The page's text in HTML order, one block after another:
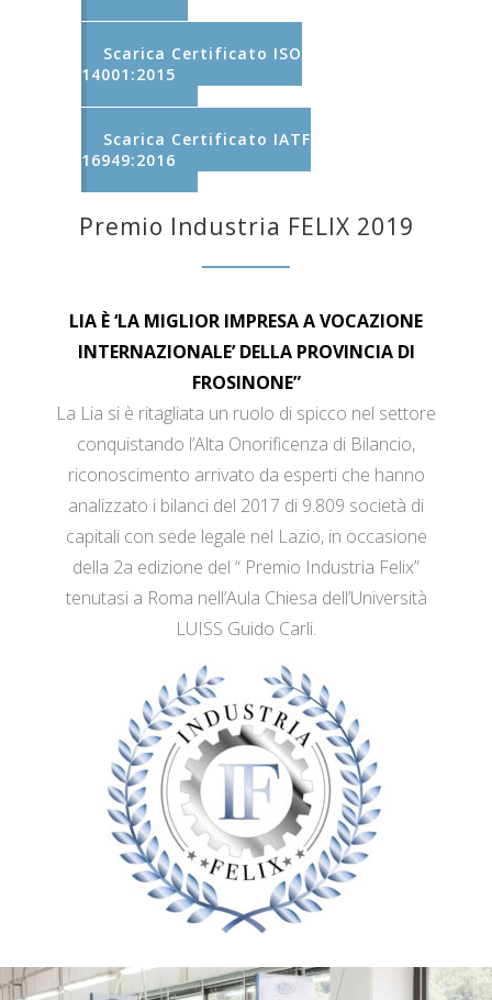
Scarica Certificato ISO
14001:2015
Scarica Certificato IATF
16949:2016
Premio Industria FELIX 2019
LIA È ‘LA MIGLIOR IMPRESA A VOCAZIONE
INTERNAZIONALE’ DELLA PROVINCIA DI
FROSINONE”
La Lia si è ritagliata un ruolo di spicco nel settore
conquistando l’Alta Onorificenza di Bilancio,
riconoscimento arrivato da esperti che hanno
analizzato i bilanci del 2017 di 9.809 società di
capitali con sede legale nel Lazio, in occasione
della 2a edizione del “ Premio Industria Felix”
tenutasi a Roma nell’Aula Chiesa dell’Università
LUISS Guido Carli.